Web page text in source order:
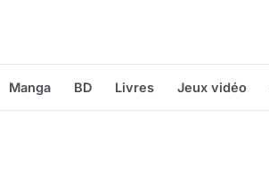
Manga BD Livres Jeux vidéo